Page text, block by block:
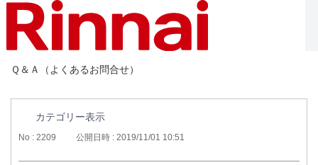
Ｑ＆Ａ（よくあるお問合せ）
カテゴリー表示
No : 2209 公開日時 : 2019/11/01 10:51